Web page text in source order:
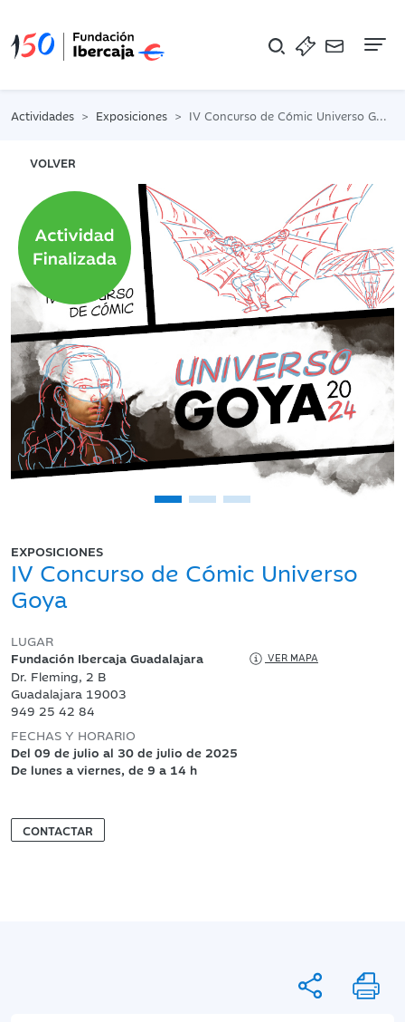
Actividades Exposiciones IV Concurso de Cómic Universo Goya
VOLVER
EXPOSICIONES
IV Concurso de Cómic Universo
Goya
LUGAR
Fundación Ibercaja Guadalajara
VER MAPA
Dr. Fleming, 2 B
Guadalajara 19003
949 25 42 84
FECHAS Y HORARIO
Del 09 de julio al 30 de julio de 2025
De lunes a viernes, de 9 a 14 h
CONTACTAR